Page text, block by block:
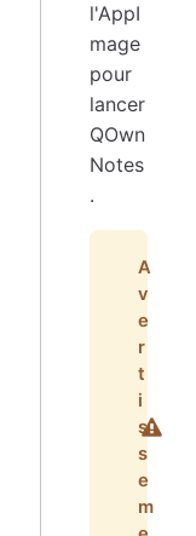
l'AppI
mage
pour
lancer
QOwn
Notes
.
A
v
e
r
t
i
s
s
e
m